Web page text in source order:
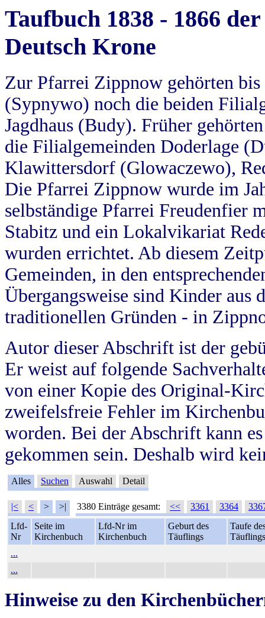
Taufbuch 1838 - 1866
Deutsch Krone
Zur Pfarrei Zippnow gehörten
(Sypnywo) noch die beiden
Jagdhaus (Budy). Früher
die Filialgemeinden Doderlage
Klawittersdorf (Glowaczewo),
Die Pfarrei Zippnow wurde im
selbständige Pfarrei Freudenfier
Stabitz und ein Lokalvikariat
wurden errichtet. Ab diesem
Gemeinden, in den
Übergangsweise sind Kinder aus
traditionellen Gründen - in
Autor dieser Abschrift ist der
Er weist auf folgende
von einer Kopie des Original-
zweifelsfreie Fehler im
worden. Bei der Abschrift kann
gekommen sein. Deshalb wird
Alles Suchen Auswahl Detail
|< < > >| 3380 Einträge gesamt: << 3361 3364
Lfd-
Nr
Seite im
Kirchenbuch
Lfd-Nr im
Kirchenbuch
Geburt des
Täuflings
Taufe
Täuflings
...
...
Hinweise zu den